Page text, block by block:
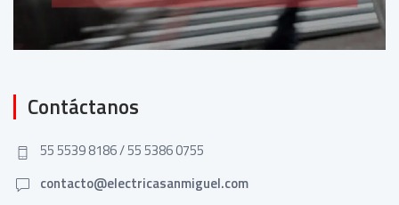
Contáctanos
55 5539 8186 / 55 5386 0755
contacto@electricasanmiguel.com